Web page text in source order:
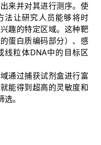
来并对其进行测序。使
法让研究人员能够将时
趣的特定区域。这种靶
蛋白质编码部分）、感
线粒体DNA中的目标区
通过捕获试剂盒进行富
能得到超高的灵敏度和
。